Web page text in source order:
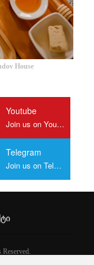
House
Youtube
Join us on Youtube
Telegram
Join us on Telegram